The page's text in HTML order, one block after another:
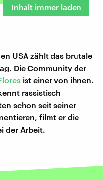
Inhalt immer laden
USA zählt das brutale
Die Community der
ist einer von ihnen.
rassistisch
schon seit seiner
filmt er die
der Arbeit.